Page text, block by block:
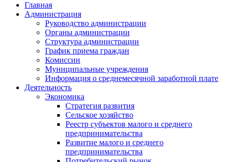
Главная
Администрация
Руководство администрации
Органы администрации
Структура администрации
График приема граждан
Комиссии
Муниципальные учреждения
Информация о среднемесячной заработной плате
Деятельность
Экономика
Стратегия развития
Сельское хозяйство
Реестр субъектов малого и среднего
предпринимательства
Развитие малого и среднего
предпринимательства